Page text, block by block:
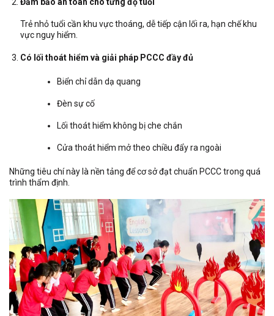
Đảm bảo an toàn cho từng độ tuổi
Trẻ nhỏ tuổi cần khu vực thoáng, dễ tiếp cận lối ra, hạn chế khu
vực nguy hiểm.
Có lối thoát hiểm và giải pháp PCCC đầy đủ
Biển chỉ dẫn dạ quang
Đèn sự cố
Lối thoát hiểm không bị che chắn
Cửa thoát hiểm mở theo chiều đẩy ra ngoài
Những tiêu chí này là nền tảng để cơ sở đạt chuẩn PCCC trong quá
trình thẩm định.